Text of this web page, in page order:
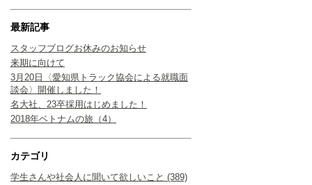
最新記事
スタッフブログお休みのお知らせ
来期に向けて
3月20日〈愛知県トラック協会による就職面
談会〉開催しました！
名大社、23卒採用はじめました！
2018年ベトナムの旅（4）
カテゴリ
学生さんや社会人に聞いて欲しいこと (389)